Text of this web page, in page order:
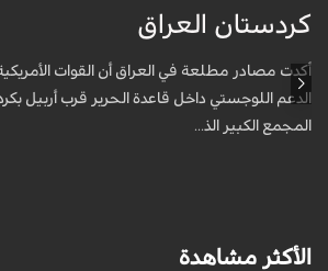
كردستان العراق
أكدت مصادر مطلعة في العراق أن القوات الأمريكية
الدعم اللوجستي داخل قاعدة الحرير قرب أربيل
المجمع الكبير الذ...
الأكثر مشاهدة